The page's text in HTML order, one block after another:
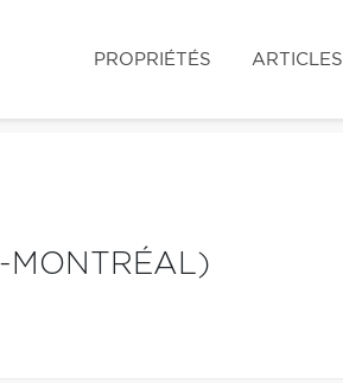
PROPRIÉTÉS ARTICLES
MONTRÉAL)